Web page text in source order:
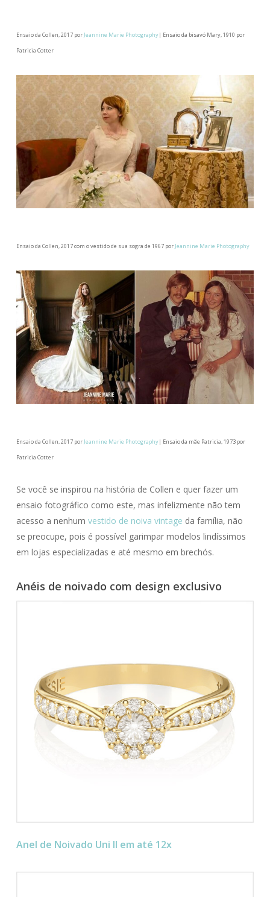
Ensaio da Collen, 2017 por Jeannine Marie Photography| Ensaio da bisavó Mary, 1910 por
Patricia Cotter
Ensaio da Collen, 2017 com o vestido de sua sogra de 1967 por Jeannine Marie Photography
Ensaio da Collen, 2017 por Jeannine Marie Photography| Ensaio da mãe Patricia, 1973 por
Patricia Cotter
Se você se inspirou na história de Collen e quer fazer um
ensaio fotográfico como este, mas infelizmente não tem
acesso a nenhum vestido de noiva vintage da família, não
se preocupe, pois é possível garimpar modelos lindíssimos
em lojas especializadas e até mesmo em brechós.
Anéis de noivado com design exclusivo
Anel de Noivado Uni II em até 12x